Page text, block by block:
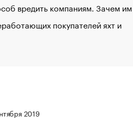
вредить компаниям. Зачем
покупателей яхт и
2019